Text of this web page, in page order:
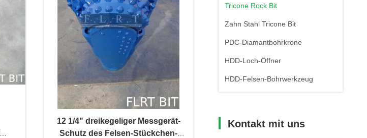
Tricone Rock Bit
Zahn Stahl Tricone Bit
PDC-Diamantbohrkrone
HDD-Loch-Öffner
HDD-Felsen-Bohrwerkzeug
Kontakt mit uns
12 1/4" dreikegeliger Messgerät-
Schutz des Felsen-Stückchen-